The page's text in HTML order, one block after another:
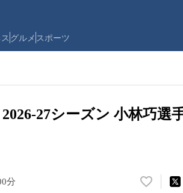
グルメ スポーツ
27シーズン 小林巧選
分
い